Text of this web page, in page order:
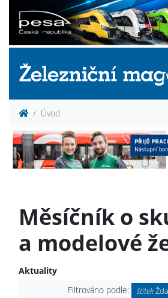
Úvod
Měsíčník o
a modelové
Aktuality
Filtrováno podle:
štítek